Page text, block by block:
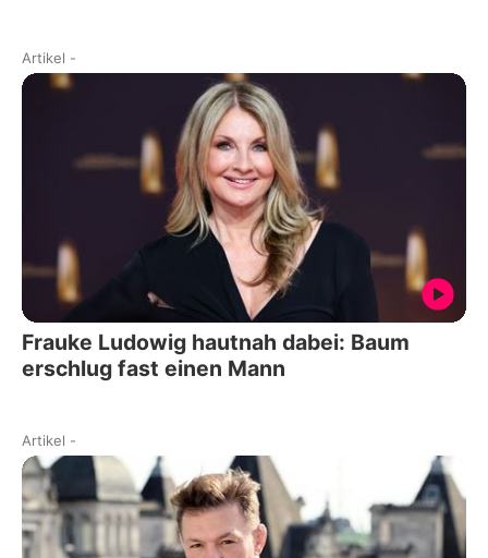
Artikel -
Frauke Ludowig hautnah dabei: Baum
erschlug fast einen Mann
Artikel -